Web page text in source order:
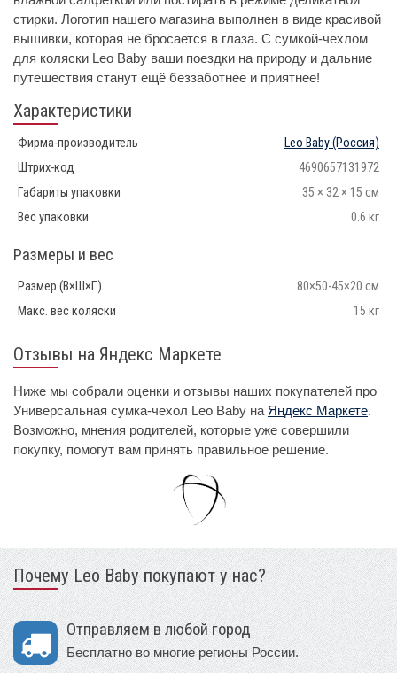
стирки. Логотип нашего магазина выполнен в виде красивой
вышивки, которая не бросается в глаза. С сумкой-чехлом
для коляски Leo Baby ваши поездки на природу и дальние
путешествия станут ещё беззаботнее и приятнее!
Характеристики
Фирма-производитель Leo Baby(Россия)
Штрих-код
4690657131972
Габариты упаковки
35 × 32 × 15 см
Вес упаковки
0.6 кг
Размеры и вес
Размер (В×Ш×Г)
80×50-45×20 см
Макс. вес коляски
15 кг
Отзывы на Яндекс Маркете
Ниже мы собрали оценки и отзывы наших покупателей про
Универсальная сумка-чехол Leo Baby на Яндекс Маркете.
Возможно, мнения родителей, которые уже совершили
покупку, помогут вам принять правильное решение.
Почему Leo Baby покупают у нас?
Отправляем в любой город
Бесплатно во многие регионы России.